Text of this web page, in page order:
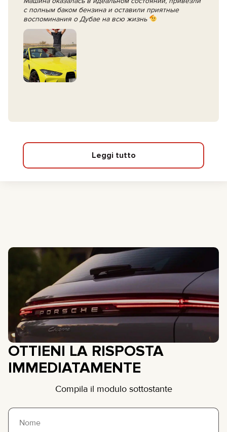
с полным баком бензина и оставили приятные
воспоминания о Дубае на всю жизнь
Leggi tutto
OTTIENI LA RISPOSTA
IMMEDIATAMENTE
Compila il modulo sottostante